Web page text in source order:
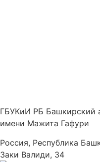
ГБУКиИ РБ Башкирский
имени Мажита Гафури
Россия, Республика
Заки Валиди, 34